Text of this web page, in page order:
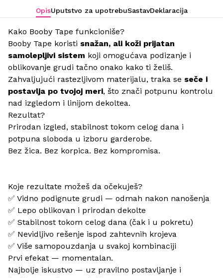
OpisUputstvo za upotrebuSastavDeklaracija
Kako Booby Tape funkcioniše?
Booby Tape koristi snažan, ali koži prijatan
samolepljivi sistem koji omogućava podizanje i
oblikovanje grudi tačno onako kako ti želiš.
Zahvaljujući rastezljivom materijalu, traka se seče i
postavlja po tvojoj meri, što znači potpunu kontrolu
nad izgledom i linijom dekoltea.
Rezultat?
Prirodan izgled, stabilnost tokom celog dana i
potpuna sloboda u izboru garderobe.
Bez žica. Bez korpica. Bez kompromisa.
Koje rezultate možeš da očekuješ?
✅ Vidno podignute grudi — odmah nakon nanošenja
✅ Lepo oblikovan i prirodan dekolte
✅ Stabilnost tokom celog dana (čak i u pokretu)
✅ Nevidljivo rešenje ispod zahtevnih krojeva
✅ Više samopouzdanja u svakoj kombinaciji
Prvi efekat — momentalan.
Najbolje iskustvo — uz pravilno postavljanje i